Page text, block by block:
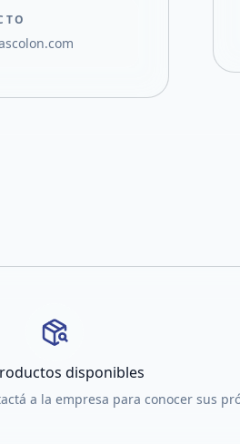
disponibles
a la empresa para conocer sus